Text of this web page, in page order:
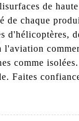
de
de chaque
d'hélicoptères,
l'aviation
comme
Faites